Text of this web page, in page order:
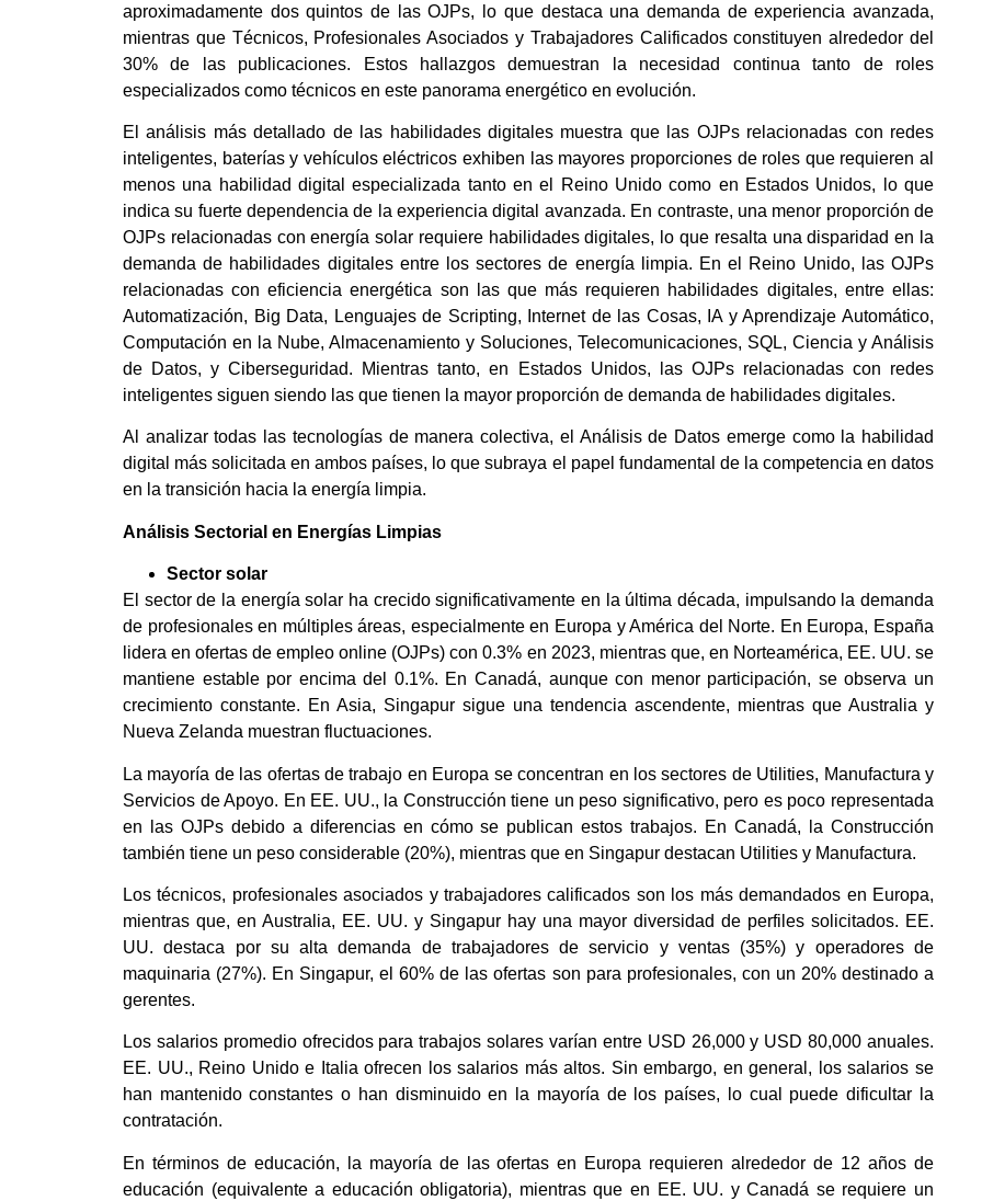
aproximadamente dos quintos de las OJPs, lo que destaca una demanda de experiencia avanzada,
mientras que Técnicos, Profesionales Asociados y Trabajadores Calificados constituyen alrededor del
30% de las publicaciones. Estos hallazgos demuestran la necesidad continua tanto de roles
especializados como técnicos en este panorama energético en evolución.
El análisis más detallado de las habilidades digitales muestra que las OJPs relacionadas con redes
inteligentes, baterías y vehículos eléctricos exhiben las mayores proporciones de roles que requieren al
menos una habilidad digital especializada tanto en el Reino Unido como en Estados Unidos, lo que
indica su fuerte dependencia de la experiencia digital avanzada. En contraste, una menor proporción de
OJPs relacionadas con energía solar requiere habilidades digitales, lo que resalta una disparidad en la
demanda de habilidades digitales entre los sectores de energía limpia. En el Reino Unido, las OJPs
relacionadas con eficiencia energética son las que más requieren habilidades digitales, entre ellas:
Automatización, Big Data, Lenguajes de Scripting, Internet de las Cosas, IA y Aprendizaje Automático,
Computación en la Nube, Almacenamiento y Soluciones, Telecomunicaciones, SQL, Ciencia y Análisis
de Datos, y Ciberseguridad. Mientras tanto, en Estados Unidos, las OJPs relacionadas con redes
inteligentes siguen siendo las que tienen la mayor proporción de demanda de habilidades digitales.
Al analizar todas las tecnologías de manera colectiva, el Análisis de Datos emerge como la habilidad
digital más solicitada en ambos países, lo que subraya el papel fundamental de la competencia en datos
en la transición hacia la energía limpia.
Análisis Sectorial en Energías Limpias
Sector solar
El sector de la energía solar ha crecido significativamente en la última década, impulsando la demanda
de profesionales en múltiples áreas, especialmente en Europa y América del Norte. En Europa, España
lidera en ofertas de empleo online (OJPs) con 0.3% en 2023, mientras que, en Norteamérica, EE. UU. se
mantiene estable por encima del 0.1%. En Canadá, aunque con menor participación, se observa un
crecimiento constante. En Asia, Singapur sigue una tendencia ascendente, mientras que Australia y
Nueva Zelanda muestran fluctuaciones.
La mayoría de las ofertas de trabajo en Europa se concentran en los sectores de Utilities, Manufactura y
Servicios de Apoyo. En EE. UU., la Construcción tiene un peso significativo, pero es poco representada
en las OJPs debido a diferencias en cómo se publican estos trabajos. En Canadá, la Construcción
también tiene un peso considerable (20%), mientras que en Singapur destacan Utilities y Manufactura.
Los técnicos, profesionales asociados y trabajadores calificados son los más demandados en Europa,
mientras que, en Australia, EE. UU. y Singapur hay una mayor diversidad de perfiles solicitados. EE.
UU. destaca por su alta demanda de trabajadores de servicio y ventas (35%) y operadores de
maquinaria (27%). En Singapur, el 60% de las ofertas son para profesionales, con un 20% destinado a
gerentes.
Los salarios promedio ofrecidos para trabajos solares varían entre USD 26,000 y USD 80,000 anuales.
EE. UU., Reino Unido e Italia ofrecen los salarios más altos. Sin embargo, en general, los salarios se
han mantenido constantes o han disminuido en la mayoría de los países, lo cual puede dificultar la
contratación.
En términos de educación, la mayoría de las ofertas en Europa requieren alrededor de 12 años de
educación (equivalente a educación obligatoria), mientras que en EE. UU. y Canadá se requiere un